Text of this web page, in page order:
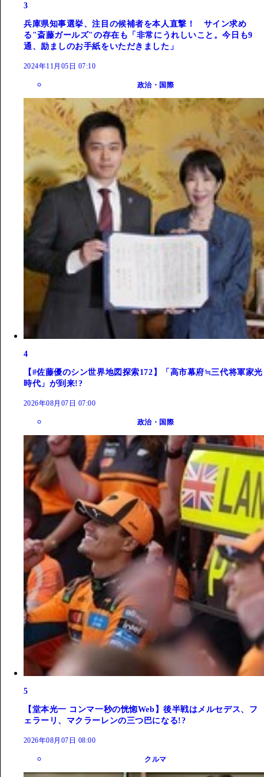
3
兵庫県知事選挙、注目の候補者を本人直撃！ サイン求め
る"斎藤ガールズ"の存在も「非常にうれしいこと。今日も9
通、励ましのお手紙をいただきました」
2024年11月05日 07:10
政治・国際
4
【#佐藤優のシン世界地図探索172】「高市幕府≒三代将軍家光
時代」が到来!?
2026年08月07日 07:00
政治・国際
5
【堂本光一 コンマ一秒の恍惚Web】後半戦はメルセデス、フ
ェラーリ、マクラーレンの三つ巴になる!?
2026年08月07日 08:00
クルマ